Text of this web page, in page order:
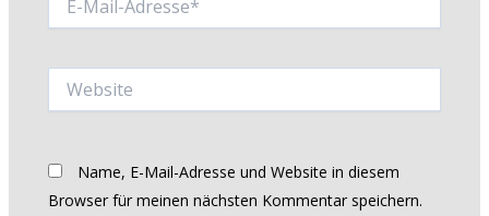
Mail-
Name, E-Mail-Adresse und Website in diesem
Browser für meinen nächsten Kommentar speichern.